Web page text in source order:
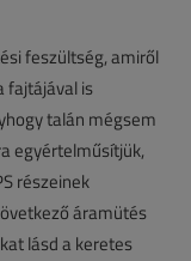
feszültség, amiről
fajtájával is
talán mégsem
egyértelműsítjük,
részeinek
áramütés
lásd a keretes